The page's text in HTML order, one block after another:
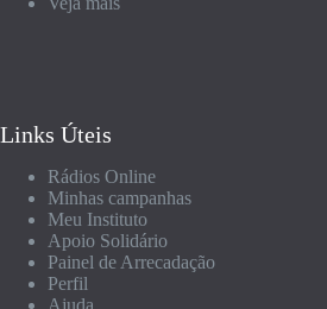
Links Úteis
Rádios Online
Minhas campanhas
Meu Instituto
Apoio Solidário
Painel de Arrecadação
Perfil